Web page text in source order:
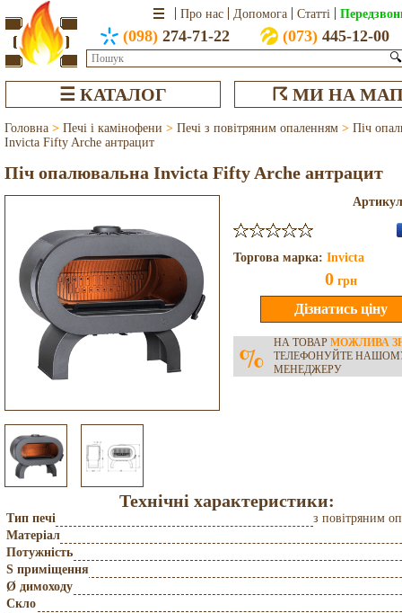
Про нас Допомога Статті
(098) 274-71-22 (073)445-12-00
🔍
☰ КАТАЛОГ ☈ МИ НА
Головна > Печі і камінофени > Печі з повітряним опаленням > Піч
Invicta Fifty Arche антрацит
Піч опалювальна Invicta Fifty Arche антрацит
Торгова марка: Invicta
0 грн
% НА ТОВАР МОЖЛИВА
ТЕЛЕФОНУЙТЕ
МЕНЕДЖЕРУ
Технічні характеристики:
Тип печі
з повітряним
Матеріал
Потужність
S приміщення
Ø димоходу
Скло